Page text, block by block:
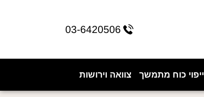
03-6420506
ייפוי כוח מתמשך צוואה וירושות